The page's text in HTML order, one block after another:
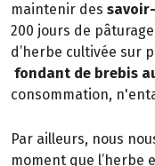
maintenir des
200 jours de
d’herbe cultivée sur
fondant de brebis
consommation,
Par ailleurs, nous
moment que l’herbe